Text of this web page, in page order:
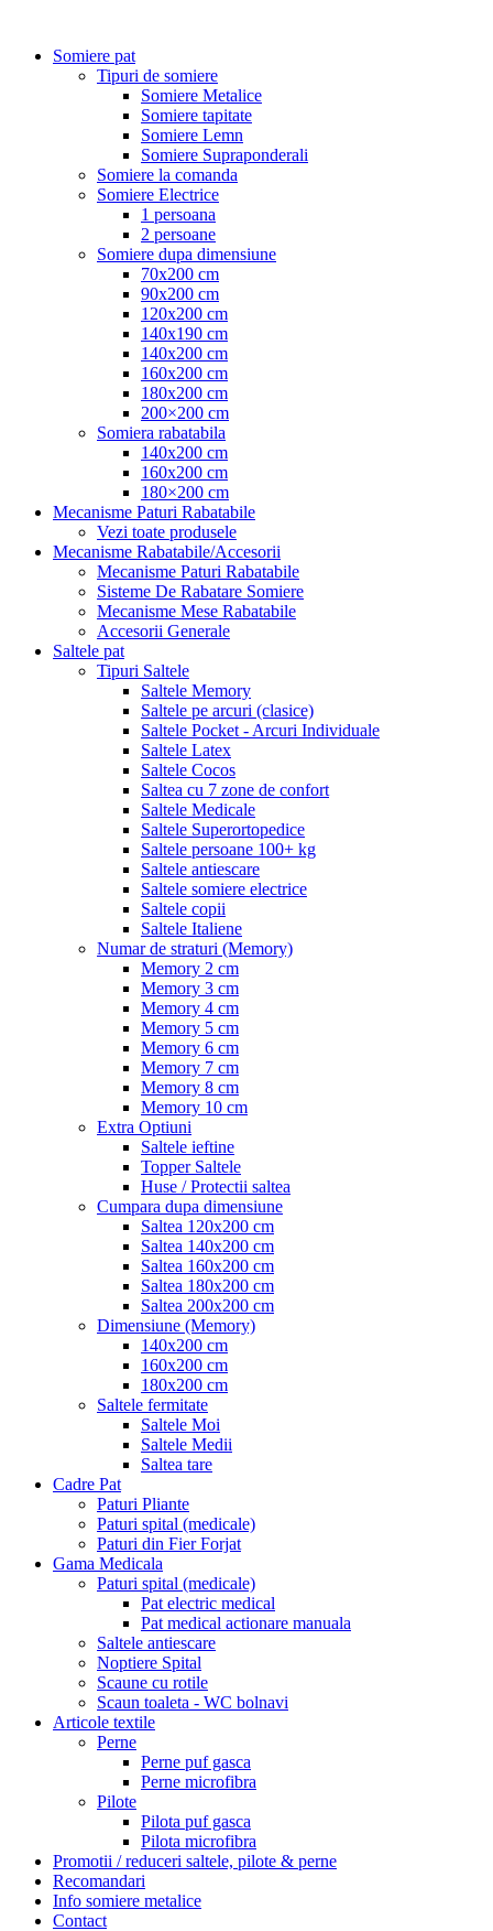
Somiere pat
Tipuri de somiere
Somiere Metalice
Somiere tapitate
Somiere Lemn
Somiere Supraponderali
Somiere la comanda
Somiere Electrice
1 persoana
2 persoane
Somiere dupa dimensiune
70x200 cm
90x200 cm
120x200 cm
140x190 cm
140x200 cm
160x200 cm
180x200 cm
200×200 cm
Somiera rabatabila
140x200 cm
160x200 cm
180×200 cm
Mecanisme Paturi Rabatabile
Vezi toate produsele
Mecanisme Rabatabile/Accesorii
Mecanisme Paturi Rabatabile
Sisteme De Rabatare Somiere
Mecanisme Mese Rabatabile
Accesorii Generale
Saltele pat
Tipuri Saltele
Saltele Memory
Saltele pe arcuri (clasice)
Saltele Pocket - Arcuri Individuale
Saltele Latex
Saltele Cocos
Saltea cu 7 zone de confort
Saltele Medicale
Saltele Superortopedice
Saltele persoane 100+ kg
Saltele antiescare
Saltele somiere electrice
Saltele copii
Saltele Italiene
Numar de straturi (Memory)
Memory 2 cm
Memory 3 cm
Memory 4 cm
Memory 5 cm
Memory 6 cm
Memory 7 cm
Memory 8 cm
Memory 10 cm
Extra Optiuni
Saltele ieftine
Topper Saltele
Huse / Protectii saltea
Cumpara dupa dimensiune
Saltea 120x200 cm
Saltea 140x200 cm
Saltea 160x200 cm
Saltea 180x200 cm
Saltea 200x200 cm
Dimensiune (Memory)
140x200 cm
160x200 cm
180x200 cm
Saltele fermitate
Saltele Moi
Saltele Medii
Saltea tare
Cadre Pat
Paturi Pliante
Paturi spital (medicale)
Paturi din Fier Forjat
Gama Medicala
Paturi spital (medicale)
Pat electric medical
Pat medical actionare manuala
Saltele antiescare
Noptiere Spital
Scaune cu rotile
Scaun toaleta - WC bolnavi
Articole textile
Perne
Perne puf gasca
Perne microfibra
Pilote
Pilota puf gasca
Pilota microfibra
Promotii / reduceri saltele, pilote & perne
Recomandari
Info somiere metalice
Contact